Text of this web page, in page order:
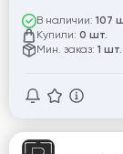
В наличии: 107
Купили: 0 шт.
Мин. заказ: 1 шт.